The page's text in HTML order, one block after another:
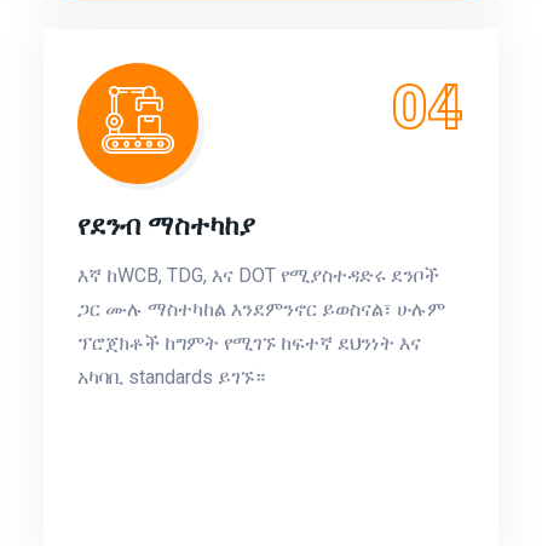
04
የደንብ ማስተካከያ
እኛ ከWCB, TDG, እና DOT የሚያስተዳድሩ ደንቦች
ጋር ሙሉ ማስተካከል እንደምንኖር ይወስናል፣ ሁሉም
ፕሮጀክቶች ከግምት የሚገኙ ከፍተኛ ደህንነት እና
አካባቢ standards ይገኙ።